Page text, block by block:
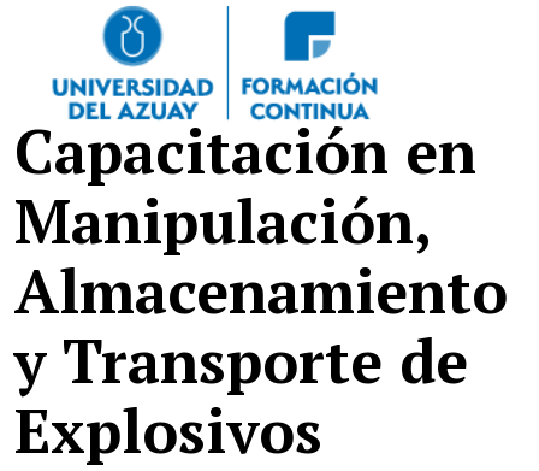
Pasar al contenido principal
Capacitación en
Manipulación,
Almacenamiento
y Transporte de
Explosivos